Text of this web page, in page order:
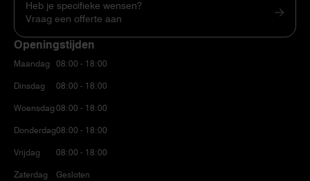
Heb je specifieke wensen?
Vraag een offerte aan
Openingstijden
Maandag
Dinsdag
Woensdag
Donderdag
Vrijdag
Zaterdag
08:00 - 18:00
08:00 - 18:00
08:00 - 18:00
08:00 - 18:00
08:00 - 18:00
Gesloten